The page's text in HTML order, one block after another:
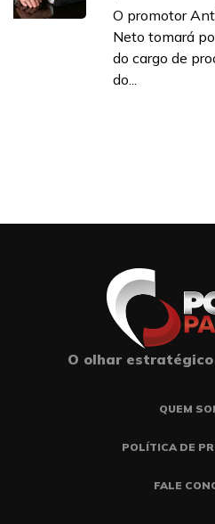
O promotor
Neto tomará
do cargo de
do...
O olhar
QUEM
POLÍTICA DE
FALE